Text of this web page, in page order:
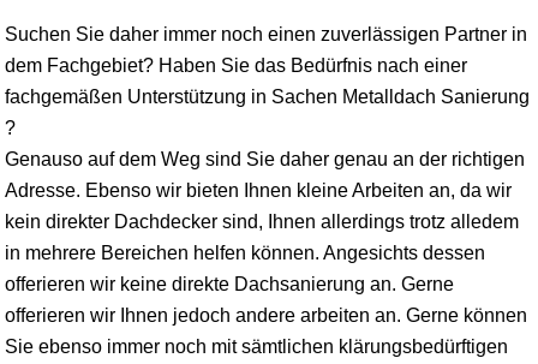
Suchen Sie daher immer noch einen zuverlässigen Partner in
dem Fachgebiet? Haben Sie das Bedürfnis nach einer
fachgemäßen Unterstützung in Sachen Metalldach Sanierung
?
Genauso auf dem Weg sind Sie daher genau an der richtigen
Adresse. Ebenso wir bieten Ihnen kleine Arbeiten an, da wir
kein direkter Dachdecker sind, Ihnen allerdings trotz alledem
in mehrere Bereichen helfen können. Angesichts dessen
offerieren wir keine direkte Dachsanierung an. Gerne
offerieren wir Ihnen jedoch andere arbeiten an. Gerne können
Sie ebenso immer noch mit sämtlichen klärungsbedürftigen